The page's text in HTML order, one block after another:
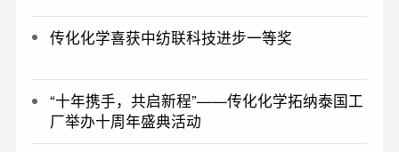
传化化学喜获中纺联科技进步一等奖
“十年携手，共启新程”——传化化学拓纳泰国工
厂举办十周年盛典活动